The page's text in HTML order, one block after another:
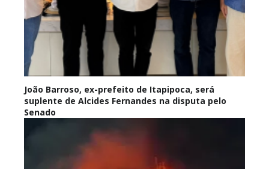
João Barroso, ex-prefeito de Itapipoca, será
suplente de Alcides Fernandes na disputa pelo
Senado